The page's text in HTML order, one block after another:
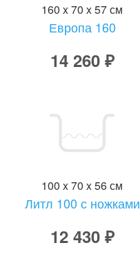
160 x 70 x 57 см
Европа 160
14 260 ₽
100 x 70 x 56 см
Литл 100 с ножками
12 430 ₽